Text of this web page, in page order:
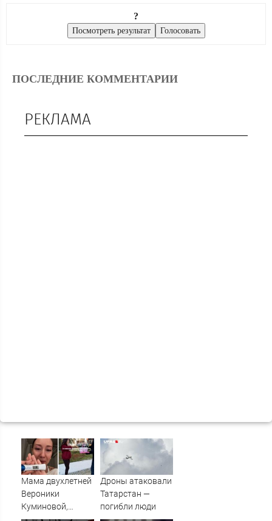
?
ПОСЛЕДНИЕ КОММЕНТАРИИ
РЕКЛАМА
Мама двухлетней
Вероники
Куминовой,
Дроны атаковали
Татарстан —
погибли люди